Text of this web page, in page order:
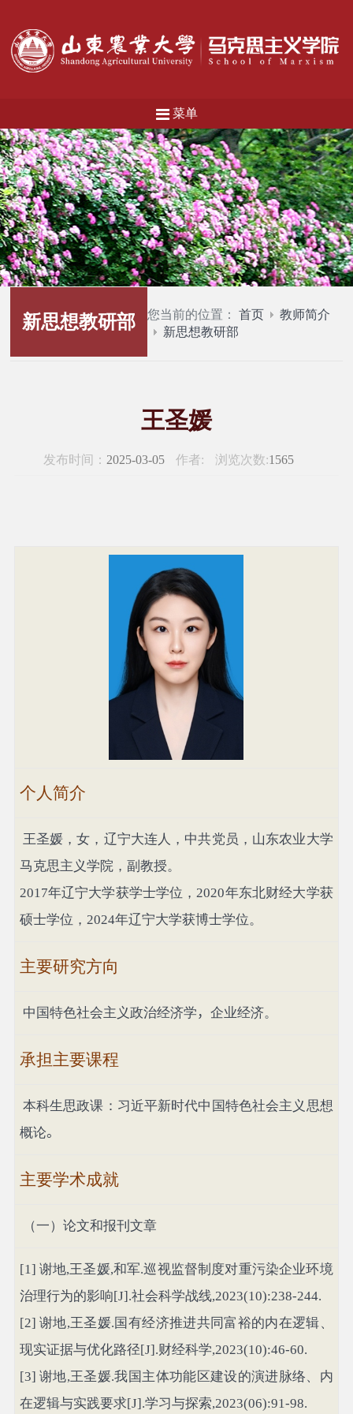
菜单
新思想教研部 您当前的位置：首页
教师简介
新思想教研部
王圣媛
发布时间： 2025-03-05 作者: 浏览次数:1565
个人简介
王圣媛，女，辽宁大连人，中共党员，山东农业大学
马克思主义学院，副教授。
2017年辽宁大学获学士学位，2020年东北财经大学获
硕士学位， 2024年辽宁大学获博士学位。
主要研究方向
中国特色社会主义政治经济学 ， 企业经济。
承担主要课程
本科生思政课：习近平新时代中国特色社会主义思想
概论。
主要学术成就
（一）论文和报刊文章
[1] 谢地,王圣媛,和军.巡视监督制度对重污染企业环境
治理行为的影响[J].社会科学战线,2023(10):238-244.
[2] 谢地,王圣媛.国有经济推进共同富裕的内在逻辑、
现实证据与优化路径[J].财经科学,2023(10):46-60.
[3] 谢地,王圣媛.我国主体功能区建设的演进脉络、内
在逻辑与实践要求[J].学习与探索,2023(06):91-98.